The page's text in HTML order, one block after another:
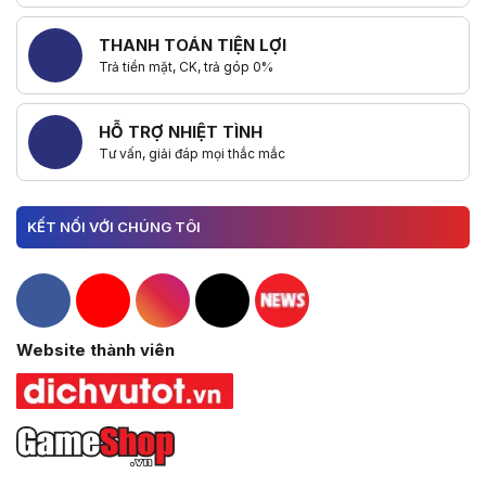
THANH TOÁN TIỆN LỢI
Trả tiền mặt, CK, trả góp 0%
HỖ TRỢ NHIỆT TÌNH
Tư vấn, giải đáp mọi thắc mắc
KẾT NỐI VỚI CHÚNG TÔI
Hacom Facebook
Hacom YouTube
Hacom Instagram
Hacom TikTok
Website thành viên